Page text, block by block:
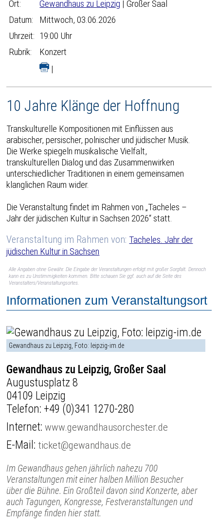
Ort: Gewandhaus zu Leipzig | Großer Saal
Datum:
Mittwoch, 03.06.2026
Uhrzeit: 19:00 Uhr
Rubrik:
Konzert
|
10 Jahre Klänge der Hoffnung
Transkulturelle Kompositionen mit Einflüssen aus
arabischer, persischer, polnischer und jüdischer Musik.
Die Werke spiegeln musikalische Vielfalt,
transkulturellen Dialog und das Zusammenwirken
unterschiedlicher Traditionen in einem gemeinsamen
klanglichen Raum wider.
Die Veranstaltung findet im Rahmen von „Tacheles –
Jahr der jüdischen Kultur in Sachsen 2026“ statt.
Veranstaltung im Rahmen von: Tacheles. Jahr der
jüdischen Kultur in Sachsen
Alle Angaben ohne Gewähr. Die Eingabe der Veranstaltungen erfolgt mit großer Sorgfalt. Dennoch
kann es zu Unstimmigkeiten kommen. Bitte schauen Sie ggf. auch auf die Seite des
Veranstalters/Veranstaltungsortes.
Informationen zum Veranstaltungsort
Gewandhaus zu Leipzig, Foto: leipzig-im.de
Gewandhaus zu Leipzig, Großer Saal
Augustusplatz 8
04109 Leipzig
Telefon: +49 (0)341 1270-280
Internet:www.gewandhausorchester.de
E-Mail: ticket@gewandhaus.de
Im Gewandhaus gehen jährlich nahezu 700
Veranstaltungen mit einer halben Million Besucher
über die Bühne. Ein Großteil davon sind Konzerte, aber
auch Tagungen, Kongresse, Festveranstaltungen und
Empfänge finden hier statt.